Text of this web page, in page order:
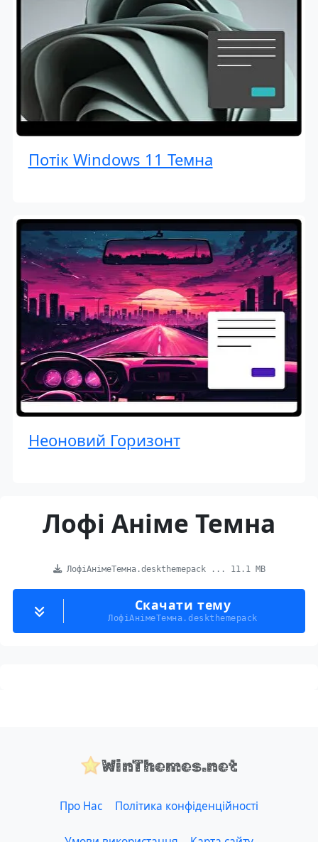
Потік Windows 11 Темна
Неоновий Горизонт
Лофі Аніме Темна
ЛофіАнімеТемна.deskthemepack ... 11.1 MB
Скачати тему
ЛофіАнімеТемна.deskthemepack
WinThemes.net
Про Нас Політика конфіденційності